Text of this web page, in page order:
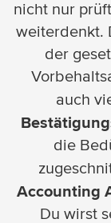
nicht nur
weiterdenkt.
der
auch
die
Accounting
Du wirst